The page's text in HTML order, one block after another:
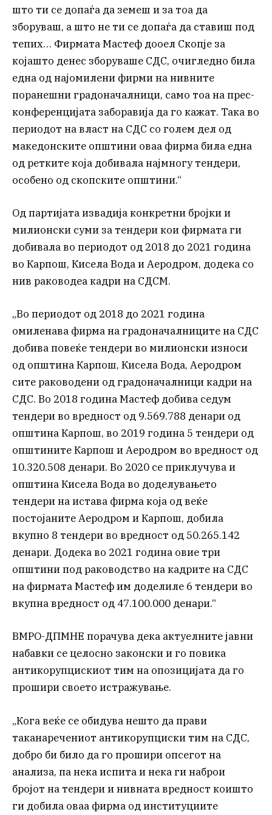
што ти се допаѓа да земеш и за тоа да
зборуваш, а што не ти се допаѓа да ставиш под
тепих… Фирмата Мастеф дооел Скопје за
којашто денес зборуваше СДС, очигледно била
една од најомилени фирми на нивните
поранешни градоначалници, само тоа на прес-
конференцијата заборавија да го кажат. Така во
периодот на власт на СДС со голем дел од
македонските општини оваа фирма била една
од ретките која добивала најмногу тендери,
особено од скопските општини.“
Од партијата извадија конкретни бројки и
милионски суми за тендери кои фирмата ги
добивала во периодот од 2018 до 2021 година
во Карпош, Кисела Вода и Аеродром, додека со
нив раководеа кадри на СДСМ.
„Во периодот од 2018 до 2021 година
омиленава фирма на градоначалниците на СДС
добива повеќе тендери во милионски износи
од општина Карпош, Кисела Вода, Аеродром
сите раководени од градоначалници кадри на
СДС. Во 2018 година Мастеф добива седум
тендери во вредност од 9.569.788 денари од
општина Карпош, во 2019 година 5 тендери од
општините Карпош и Аеродром во вредност од
10.320.508 денари. Во 2020 се приклучува и
општина Кисела Вода во доделувањето
тендери на истава фирма која од веќе
постојаните Аеродром и Карпош, добила
вкупно 8 тендери во вредност од 50.265.142
денари. Додека во 2021 година овие три
општини под раководство на кадрите на СДС
на фирмата Мастеф им доделиле 6 тендери во
вкупна вредност од 47.100.000 денари.“
ВМРО-ДПМНЕ порачува дека актуелните јавни
набавки се целосно законски и го повика
антикорупцискиот тим на опозицијата да го
прошири своето истражување.
„Кога веќе се обидува нешто да прави
таканаречениот антикорупциски тим на СДС,
добро би било да го прошири опсегот на
анализа, па нека испита и нека ги наброи
бројот на тендери и нивната вредност коишто
ги добила оваа фирма од институциите